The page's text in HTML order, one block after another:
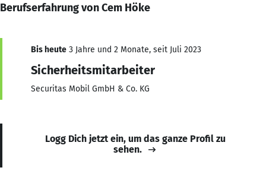
Berufserfahrung von Cem Höke
Bis heute 3 Jahre und 2 Monate, seit Juli 2023
Sicherheitsmitarbeiter
Securitas Mobil GmbH & Co. KG
Logg Dich jetzt ein, um das ganze Profil zu
sehen.